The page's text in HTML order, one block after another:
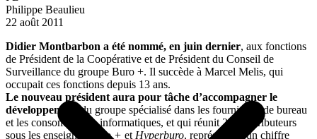
Philippe Beaulieu
22 août 2011
Didier Montbarbon a été nommé, en juin dernier, aux fonctions
de Président de la Coopérative et de Président du Conseil de
Surveillance du groupe Buro +. Il succède à Marcel Melis, qui
occupait ces fonctions depuis 13 ans.
Le nouveau président aura pour tâche d’accompagner le
développement du groupe spécialisé dans les fournitures de bureau
et les consommables informatiques, et qui réunit 200 distributeurs
sous les enseignes
Buro + et Hyperburo, représentant un chiffre